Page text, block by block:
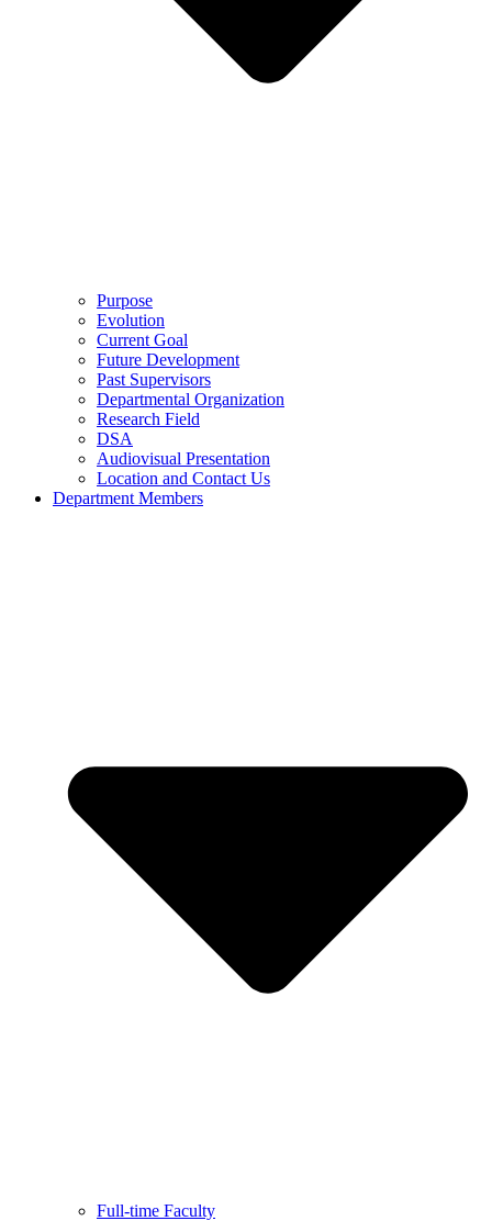
Purpose
Evolution
Current Goal
Future Development
Past Supervisors
Departmental Organization
Research Field
DSA
Audiovisual Presentation
Location and Contact Us
Department Members
Full-time Faculty